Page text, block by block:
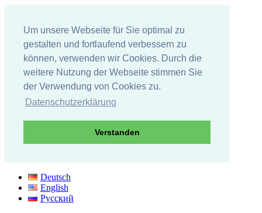
Um unsere Webseite für Sie optimal zu
gestalten und fortlaufend verbessern zu
können, verwenden wir Cookies. Durch die
weitere Nutzung der Webseite stimmen Sie
der Verwendung von Cookies zu.
Datenschutzerklärung
Verstanden
zum
Inhalt
Deutsch
English
Русский